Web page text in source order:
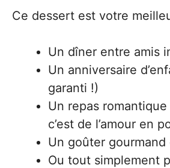
Ce dessert est votre
Un dîner entre amis
Un anniversaire
garanti !)
Un repas
c’est de l’amour en
Un goûter gourmand
Ou tout simplement